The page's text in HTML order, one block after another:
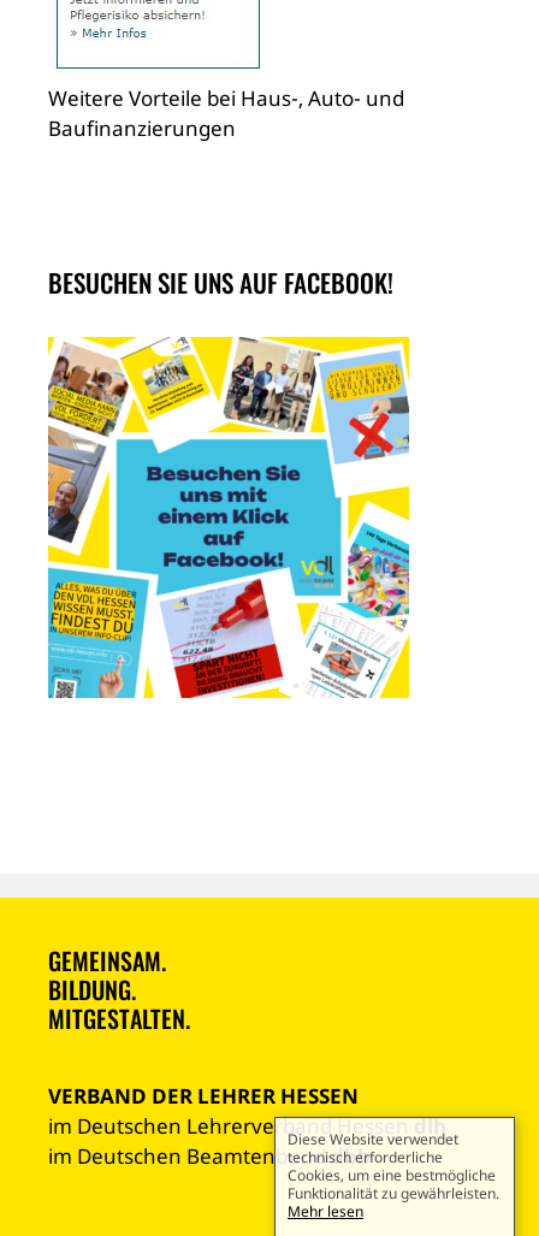
Weitere Vorteile bei Haus-, Auto- und
Baufinanzierungen
BESUCHEN SIE UNS AUF FACEBOOK!
GEMEINSAM.
BILDUNG.
MITGESTALTEN.
VERBAND DER LEHRER HESSEN
im Deutschen Lehrerverband Hessendlh
im Deutschen Beamtenbunddbb
Diese Website verwendet
technisch erforderliche
Cookies, um eine bestmögliche
Funktionalität zu gewährleisten.
Mehr lesen